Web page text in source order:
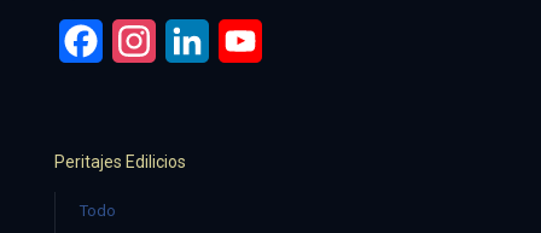
FacebookInstagramLinkedIn
Peritajes Edilicios
Todo